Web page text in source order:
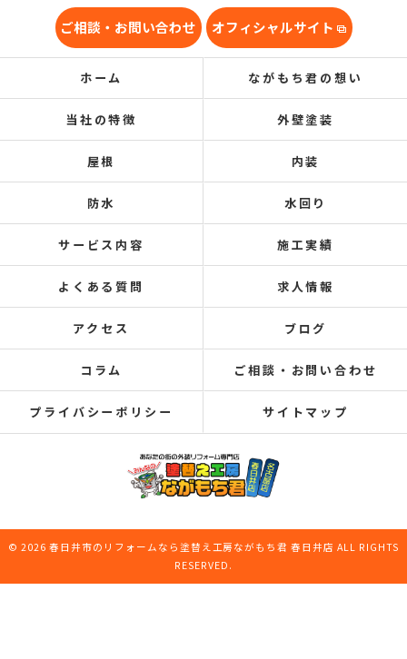
ご相談・お問い合わせ オフィシャルサイト
ホーム ながもち君の想い
当社の特徴 外壁塗装
屋根 内装
防水 水回り
サービス内容 施工実績
よくある質問 求人情報
アクセス ブログ
コラム ご相談・お問い合わせ
プライバシーポリシー サイトマップ
© 2026 春日井市のリフォームなら塗替え工房ながもち君 春日井店 ALL RIGHTS
RESERVED.